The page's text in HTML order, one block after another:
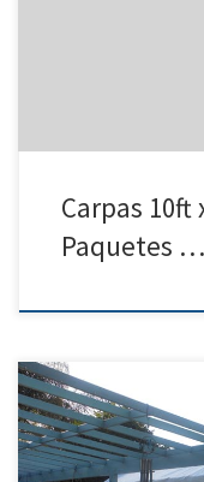
Carpas 10ft
Paquetes …